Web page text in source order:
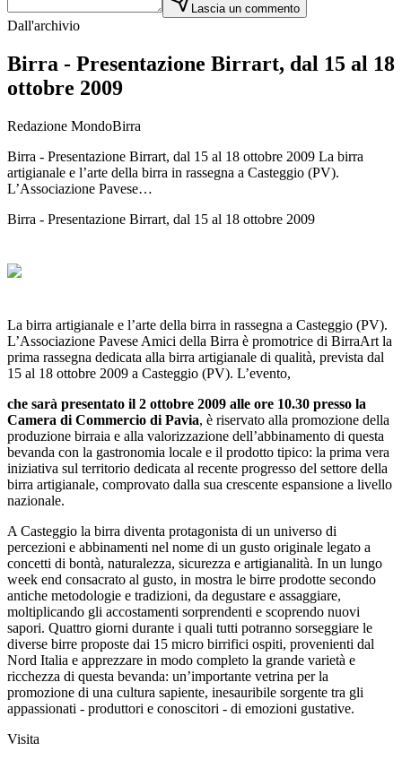
Lascia un commento
Dall'archivio
Birra - Presentazione Birrart, dal 15 al 18
ottobre 2009
Redazione MondoBirra
Birra - Presentazione Birrart, dal 15 al 18 ottobre 2009 La birra
artigianale e l’arte della birra in rassegna a Casteggio (PV).
L’Associazione Pavese…
Birra - Presentazione Birrart, dal 15 al 18 ottobre 2009
La birra artigianale e l’arte della birra in rassegna a Casteggio (PV).
L’Associazione Pavese Amici della Birra è promotrice di BirraArt la
prima rassegna dedicata alla birra artigianale di qualità, prevista dal
15 al 18 ottobre 2009 a Casteggio (PV). L’evento,
che sarà presentato il 2 ottobre 2009 alle ore 10.30 presso la
Camera di Commercio di Pavia, è riservato alla promozione della
produzione birraia e alla valorizzazione dell’abbinamento di questa
bevanda con la gastronomia locale e il prodotto tipico: la prima vera
iniziativa sul territorio dedicata al recente progresso del settore della
birra artigianale, comprovato dalla sua crescente espansione a livello
nazionale.
A Casteggio la birra diventa protagonista di un universo di
percezioni e abbinamenti nel nome di un gusto originale legato a
concetti di bontà, naturalezza, sicurezza e artigianalità. In un lungo
week end consacrato al gusto, in mostra le birre prodotte secondo
antiche metodologie e tradizioni, da degustare e assaggiare,
moltiplicando gli accostamenti sorprendenti e scoprendo nuovi
sapori. Quattro giorni durante i quali tutti potranno sorseggiare le
diverse birre proposte dai 15 micro birrifici ospiti, provenienti dal
Nord Italia e apprezzare in modo completo la grande varietà e
ricchezza di questa bevanda: un’importante vetrina per la
promozione di una cultura sapiente, inesauribile sorgente tra gli
appassionati - produttori e conoscitori - di emozioni gustative.
Visita